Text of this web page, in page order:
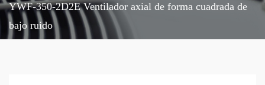
YWF-350-2D2E Ventilador axial de forma cuadrada de
bajo ruido